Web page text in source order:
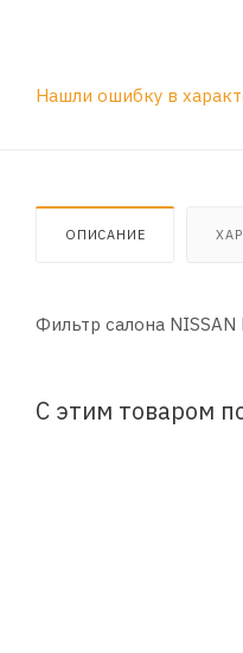
Нашли ошибку в
ОПИСАНИЕ
Фильтр салона NISSAN
С этим товаром